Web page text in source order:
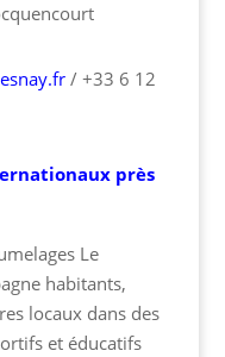
/ +33 6 12
près
Le
habitants,
locaux dans des
et éducatifs